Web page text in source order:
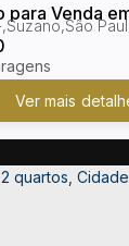
para Venda
Jardim
,Suzano,São